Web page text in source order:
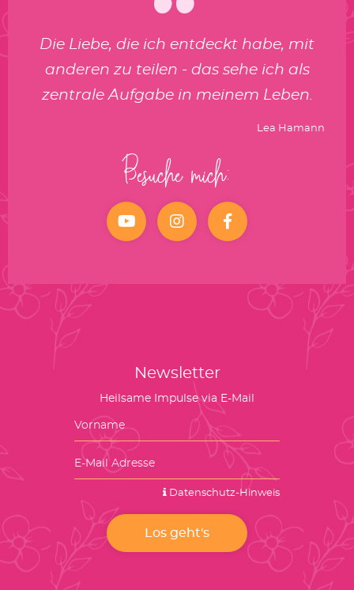
Die Liebe, die ich entdeckt habe, mit
anderen zu teilen - das sehe ich als
zentrale Aufgabe in meinem Leben.
Lea Hamann
Besuche mich:
YouTube Instagramfacebook
Newsletter
Heilsame Impulse via E-Mail
Datenschutz-Hinweis